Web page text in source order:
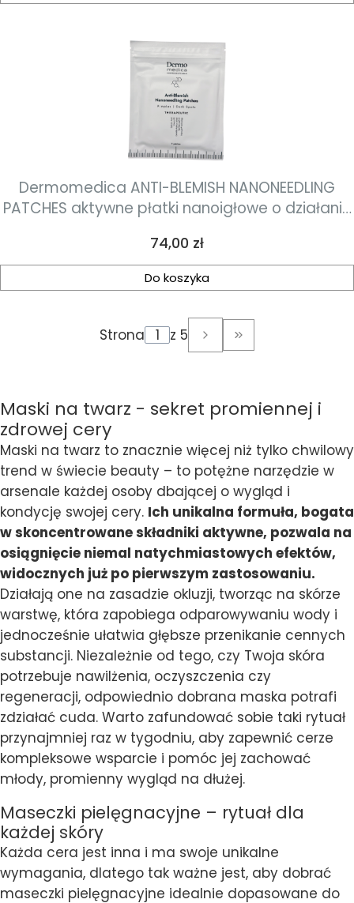
Dermomedica ANTI-BLEMISH NANONEEDLING
PATCHES aktywne płatki nanoigłowe o działaniu
rozjaśniającym
Cena
74,00 zł
Do koszyka
Strona z 5 Przejdź do
Maski na twarz - sekret promiennej i
zdrowej cery
Maski na twarz to znacznie więcej niż tylko chwilowy
trend w świecie beauty – to potężne narzędzie w
arsenale każdej osoby dbającej o wygląd i
kondycję swojej cery. Ich unikalna formuła, bogata
w skoncentrowane składniki aktywne, pozwala na
osiągnięcie niemal natychmiastowych efektów,
widocznych już po pierwszym zastosowaniu.
Działają one na zasadzie okluzji, tworząc na skórze
warstwę, która zapobiega odparowywaniu wody i
jednocześnie ułatwia głębsze przenikanie cennych
substancji. Niezależnie od tego, czy Twoja skóra
potrzebuje nawilżenia, oczyszczenia czy
regeneracji, odpowiednio dobrana maska potrafi
zdziałać cuda. Warto zafundować sobie taki rytuał
przynajmniej raz w tygodniu, aby zapewnić cerze
kompleksowe wsparcie i pomóc jej zachować
młody, promienny wygląd na dłużej.
Maseczki pielęgnacyjne – rytuał dla
każdej skóry
Każda cera jest inna i ma swoje unikalne
wymagania, dlatego tak ważne jest, aby dobrać
maseczki pielęgnacyjne idealnie dopasowane do